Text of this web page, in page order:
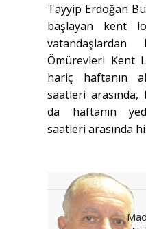
Tayyip Erdoğan
başlayan kent
Ömürevleri Kent
hariç haftanın
saatleri arasında,
da haftanın
saatleri arasında